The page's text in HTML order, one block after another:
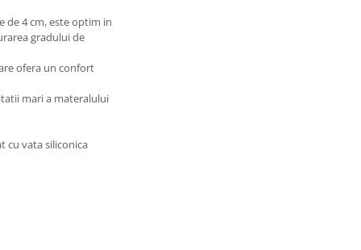
de 4 cm, este optim in
gradului de
ofera un confort
mari a materalului
cu vata siliconica